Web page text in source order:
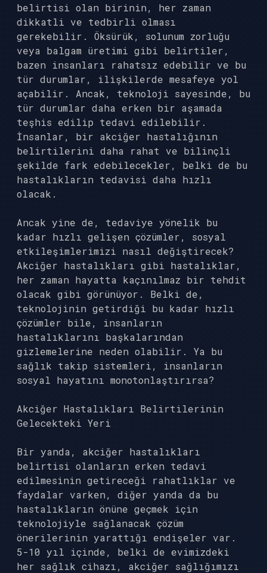
belirtisi olan birinin, her zaman
dikkatli ve tedbirli olması
gerekebilir. Öksürük, solunum zorluğu
veya balgam üretimi gibi belirtiler,
bazen insanları rahatsız edebilir ve bu
tür durumlar, ilişkilerde mesafeye yol
açabilir. Ancak, teknoloji sayesinde, bu
tür durumlar daha erken bir aşamada
teşhis edilip tedavi edilebilir.
İnsanlar, bir akciğer hastalığının
belirtilerini daha rahat ve bilinçli
şekilde fark edebilecekler, belki de bu
hastalıkların tedavisi daha hızlı
olacak.
Ancak yine de, tedaviye yönelik bu
kadar hızlı gelişen çözümler, sosyal
etkileşimlerimizi nasıl değiştirecek?
Akciğer hastalıkları gibi hastalıklar,
her zaman hayatta kaçınılmaz bir tehdit
olacak gibi görünüyor. Belki de,
teknolojinin getirdiği bu kadar hızlı
çözümler bile, insanların
hastalıklarını başkalarından
gizlemelerine neden olabilir. Ya bu
sağlık takip sistemleri, insanların
sosyal hayatını monotonlaştırırsa?
Akciğer Hastalıkları Belirtilerinin
Gelecekteki Yeri
Bir yanda, akciğer hastalıkları
belirtisi olanların erken tedavi
edilmesinin getireceği rahatlıklar ve
faydalar varken, diğer yanda da bu
hastalıkların önüne geçmek için
teknolojiyle sağlanacak çözüm
önerilerinin yarattığı endişeler var.
5-10 yıl içinde, belki de evimizdeki
her sağlık cihazı, akciğer sağlığımızı